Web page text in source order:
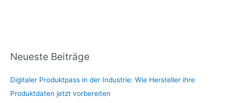
Neueste Beiträge
Digitaler Produktpass in der Industrie: Wie Hersteller ihre
Produktdaten jetzt vorbereiten